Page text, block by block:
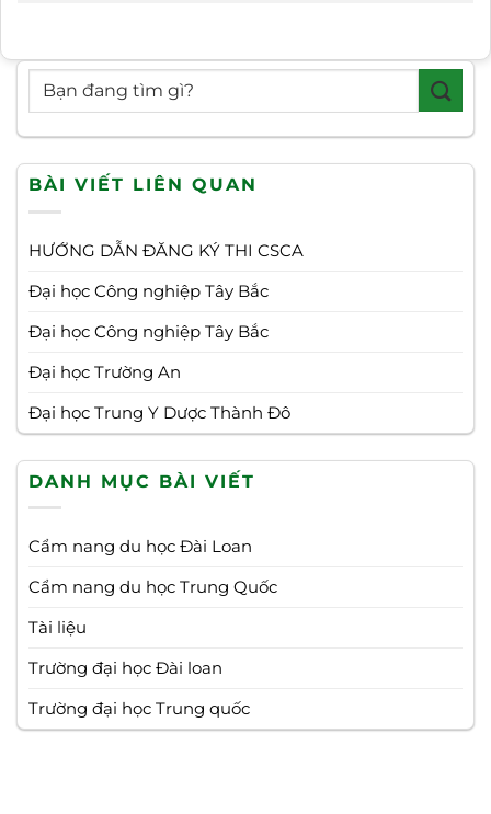
BÀI VIẾT LIÊN QUAN
HƯỚNG DẪN ĐĂNG KÝ THI CSCA
Đại học Công nghiệp Tây Bắc
Đại học Công nghiệp Tây Bắc
Đại học Trường An
Đại học Trung Y Dược Thành Đô
DANH MỤC BÀI VIẾT
Cẩm nang du học Đài Loan
Cẩm nang du học Trung Quốc
Tài liệu
Trường đại học Đài loan
Trường đại học Trung quốc